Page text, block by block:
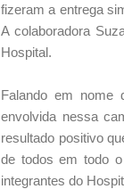
fizeram a entrega
A colaboradora
Hospital.
Falando em nome
envolvida nessa
resultado positivo
de todos em todo
integrantes do